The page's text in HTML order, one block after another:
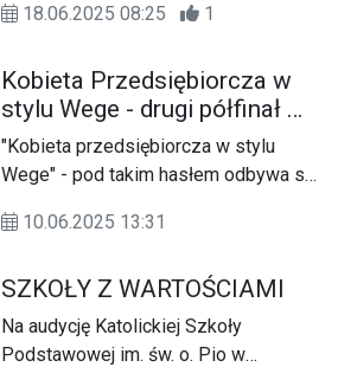
18.06.2025 08:25
1
Kobieta Przedsiębiorcza w
stylu Wege - drugi półfinał w
Lubartowie
"Kobieta przedsiębiorcza w stylu
Wege" - pod takim hasłem odbywa się
Gospodyń Wiejskich, którego
Marszałkowski Województwa
Lubelskiego. To już szósta edycja
konkursu.
10.06.2025 13:31
SZKOŁY Z WARTOŚCIAMI
Na audycję Katolickiej Szkoły
Podstawowej im. św. o. Pio w